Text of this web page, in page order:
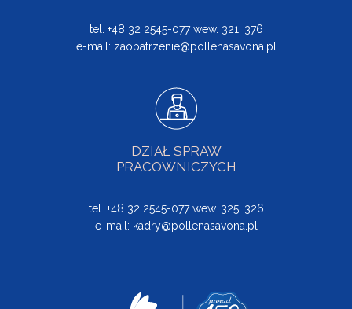
tel. +48 32 2545-077 wew. 321, 376
e-mail: zaopatrzenie@pollenasavona.pl
DZIAŁ SPRAW
PRACOWNICZYCH
tel. +48 32 2545-077 wew. 325, 326
e-mail: kadry@pollenasavona.pl